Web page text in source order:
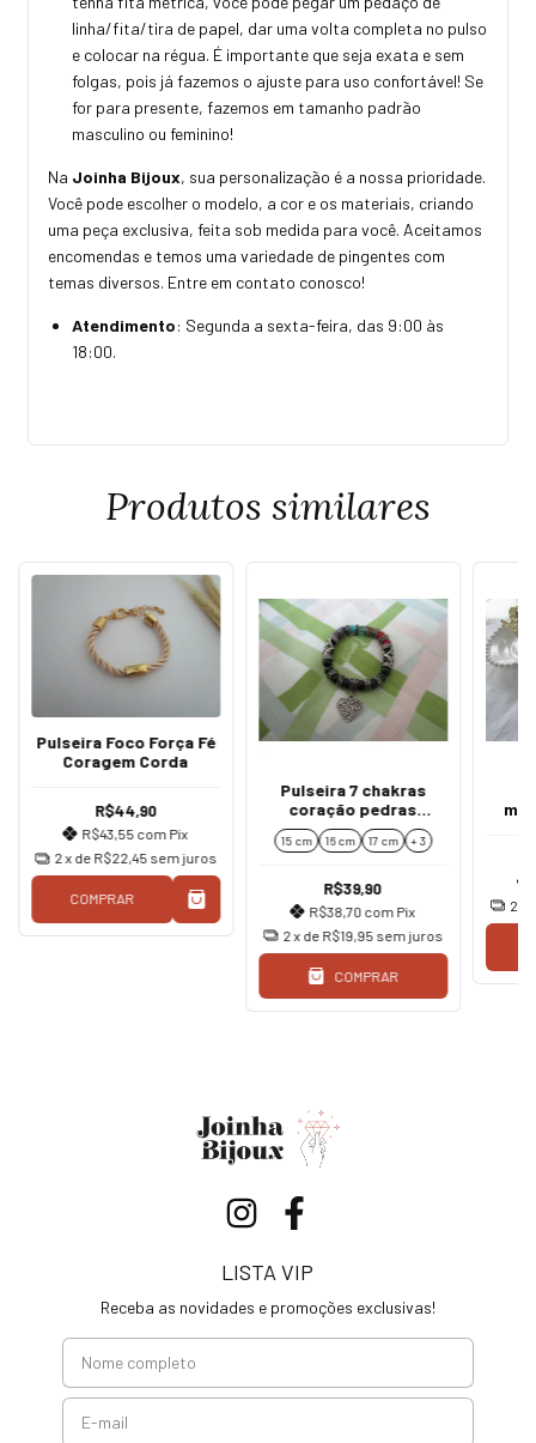
linha/fita/tira de papel, dar uma volta completa no pulso
e colocar na régua. É importante que seja exata e sem
folgas, pois já fazemos o ajuste para uso confortável! Se
for para presente, fazemos em tamanho padrão
masculino ou feminino!
Na Joinha Bijoux, sua personalização é a nossa prioridade.
Você pode escolher o modelo, a cor e os materiais, criando
uma peça exclusiva, feita sob medida para você. Aceitamos
encomendas e temos uma variedade de pingentes com
temas diversos. Entre em contato conosco!
Atendimento: Segunda a sexta-feira, das 9:00 às
18:00.
Produtos similares
Pulseira Foco Força Fé
Coragem Corda
R$44,90
R$43,55 com Pix
2x de R$22,45 sem juros
COMPRAR
Pulseira 7 chakras
coração pedras
naturais 8 mm
15 cm 16 cm 17 cm + 3
R$39,90
R$38,70 com Pix
2x de R$19,95 sem juros
COMPRAR
2
LISTA VIP
Receba as novidades e promoções exclusivas!